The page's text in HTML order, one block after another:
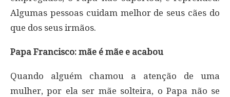
Algumas pessoas cuidam melhor de seus cães do
que dos seus irmãos.
Papa Francisco: mãe é mãe e acabou
Quando alguém chamou a atenção de uma
mulher, por ela ser mãe solteira, o Papa não se